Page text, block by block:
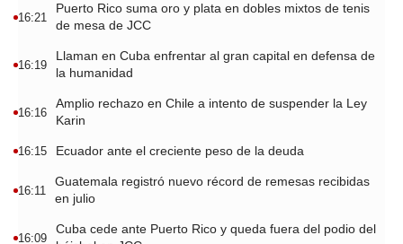
16:21
Puerto Rico suma oro y plata en dobles mixtos de tenis
de mesa de JCC
16:19
Llaman en Cuba enfrentar al gran capital en defensa de
la humanidad
16:16
Amplio rechazo en Chile a intento de suspender la Ley
Karin
16:15 Ecuador ante el creciente peso de la deuda
16:11
Guatemala registró nuevo récord de remesas recibidas
en julio
16:09
Cuba cede ante Puerto Rico y queda fuera del podio del